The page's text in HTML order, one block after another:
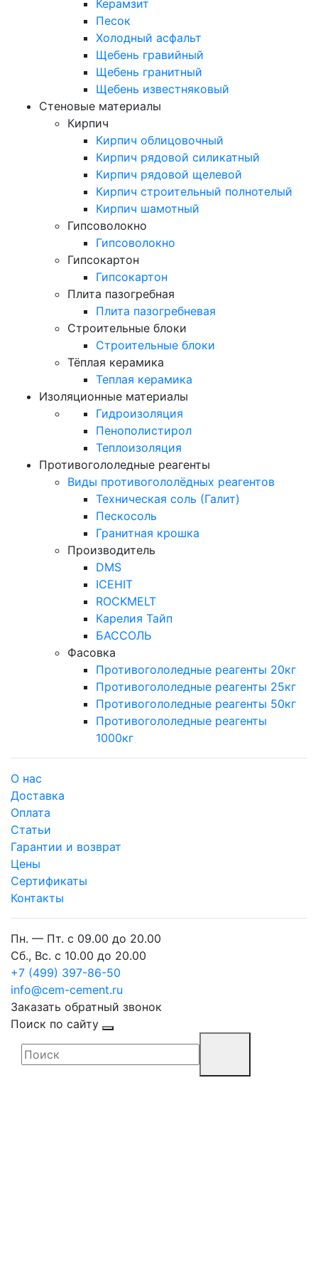
Керамзит
Песок
Холодный асфальт
Щебень гравийный
Щебень гранитный
Щебень известняковый
Стеновые материалы
Кирпич
Кирпич облицовочный
Кирпич рядовой силикатный
Кирпич рядовой щелевой
Кирпич строительный полнотелый
Кирпич шамотный
Гипсоволокно
Гипсоволокно
Гипсокартон
Гипсокартон
Плита пазогребная
Плита пазогребневая
Строительные блоки
Строительные блоки
Тёплая керамика
Теплая керамика
Изоляционные материалы
Гидроизоляция
Пенополистирол
Теплоизоляция
Противогололедные реагенты
Виды противогололёдных реагентов
Техническая соль (Галит)
Пескосоль
Гранитная крошка
Производитель
DMS
ICEHIT
ROCKMELT
Карелия Тайп
БАССОЛЬ
Фасовка
Противогололедные реагенты 20кг
Противогололедные реагенты 25кг
Противогололедные реагенты 50кг
Противогололедные реагенты
1000кг
О нас
Доставка
Оплата
Cтатьи
Гарантии и возврат
Цены
Сертификаты
Контакты
Пн. — Пт. с 09.00 до 20.00
Сб., Вс. с 10.00 до 20.00
+7 (499) 397-86-50
info@cem-cement.ru
Заказать обратный звонок
Поиск по сайту